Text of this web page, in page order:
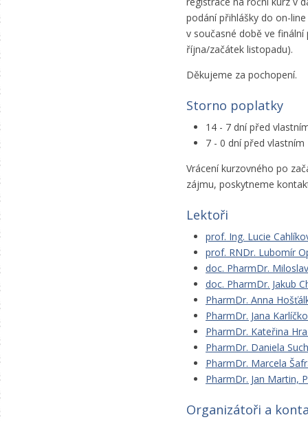
podání přihlášky do on-
v současné době ve
října/začátek listopadu).
Děkujeme za pochopení.
Storno poplatky
14 - 7 dní před
7 - 0 dní před
Vrácení kurzovného po
zájmu, poskytneme
Lektoři
prof. Ing. Lucie
prof. RNDr. Lubomír
doc. PharmDr.
doc. PharmDr. Jakub
PharmDr. Anna
PharmDr. Jana
PharmDr. Kateřina
PharmDr. Daniela
PharmDr. Marcela
PharmDr. Jan Martin,
Organizátoři a